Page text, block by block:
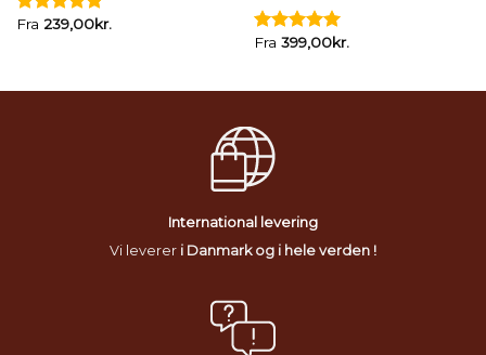
Vurderet
Fra 239,00kr.
Vurderet
Fra 399,00kr.
International levering
Vi leverer i Danmark og i hele verden !